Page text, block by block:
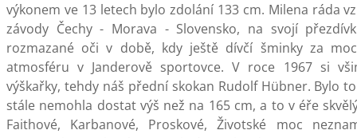
výkonem ve 13 letech bylo zdolání 133 cm. Milena ráda
závody Čechy - Morava - Slovensko, na svojí
rozmazané oči v době, kdy ještě dívčí šminky za
atmosféru v Janderově sportovce. V roce 1967 si
výškařky, tehdy náš přední skokan Rudolf Hübner. Bylo
stále nemohla dostat výš než na 165 cm, a to v éře
Faithové, Karbanové, Proskové, Životské moc